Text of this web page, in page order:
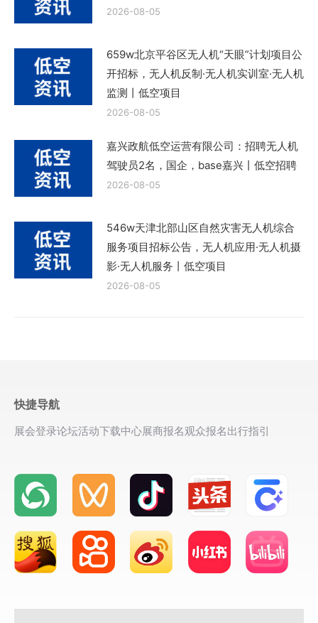
2026-08-05
659w北京平谷区无人机“天眼”计划项目公
开招标，无人机反制·无人机实训室·无人机
监测丨低空项目
2026-08-05
嘉兴政航低空运营有限公司：招聘无人机
驾驶员2名，国企，base嘉兴丨低空招聘
2026-08-05
546w天津北部山区自然灾害无人机综合
服务项目招标公告，无人机应用·无人机摄
影·无人机服务丨低空项目
2026-08-05
快捷导航
展会登录论坛活动下载中心展商报名观众报名出行指引